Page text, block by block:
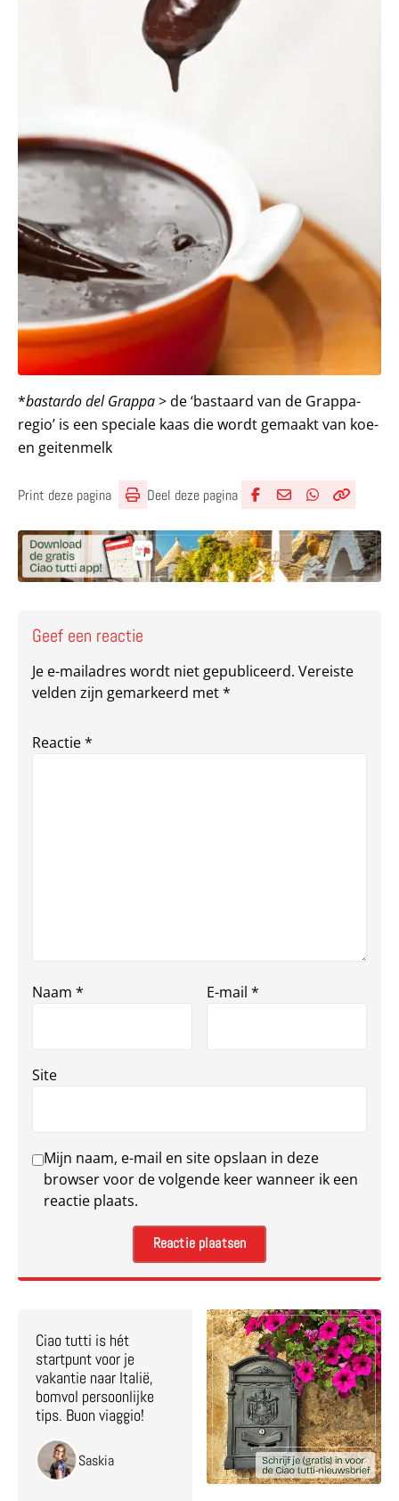
*bastardo del Grappa> de ‘bastaard van de Grappa-
regio’ is een speciale kaas die wordt gemaakt van koe-
en geitenmelk
Print deze pagina Deel deze pagina
Geef een reactie
Je e-mailadres wordt niet gepubliceerd. Vereiste
velden zijn gemarkeerd met*
Reactie*
Naam * E-mail *
Site
Mijn naam, e-mail en site opslaan in deze
browser voor de volgende keer wanneer ik een
reactie plaats.
Ciao tutti is hét
startpunt voor je
vakantie naar Italië,
bomvol persoonlijke
tips. Buon viaggio!
Saskia